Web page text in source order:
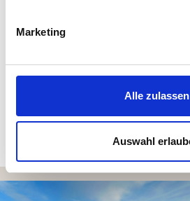
Marketing
Alle zulassen
Auswahl
Baumwolle, GOTS-zertifiziert)
waschbar bis 30 °C, nicht
Kundenbewertungen (0)